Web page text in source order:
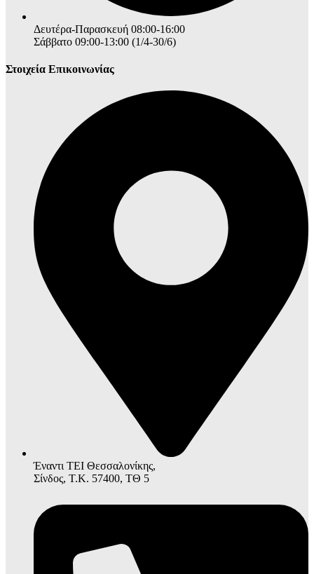
Δευτέρα-Παρασκευή 08:00-16:00
Σάββατο 09:00-13:00 (1/4-30/6)
Στοιχεία Επικοινωνίας
Έναντι ΤΕΙ Θεσσαλονίκης,
Σίνδος, Τ.Κ. 57400, ΤΘ 5